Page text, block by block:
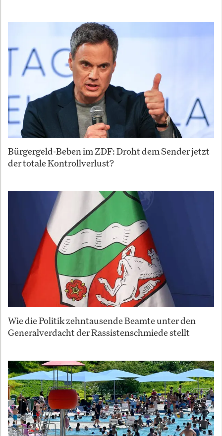
Bürgergeld-Beben im ZDF: Droht dem Sender jetzt
der totale Kontrollverlust?
Wie die Politik zehntausende Beamte unter den
Generalverdacht der Rassistenschmiede stellt